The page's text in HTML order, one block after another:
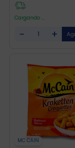
Cargando ...
- +
MC CAIN